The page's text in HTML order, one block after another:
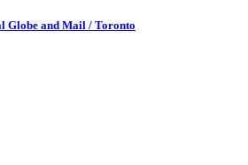
Globe and Mail / Toronto